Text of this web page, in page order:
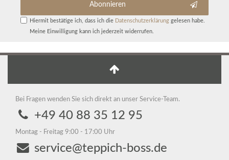
Abonnieren
Hiermit bestätige ich, dass ich die Daten­schutz­erklärunggelesen habe.
Meine Einwilligung kann ich jederzeit widerrufen.
Bei Fragen wenden Sie sich direkt an unser Service-Team.
+49 40 88 35 12 95
Montag - Freitag 9:00 - 17:00 Uhr
service@teppich-boss.de